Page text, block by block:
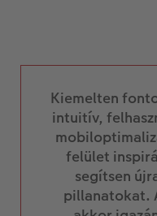
Kiemelten
intuitív,
felület
segítsen
pillanatokat.